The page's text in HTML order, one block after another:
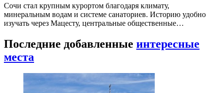
Сочи стал крупным курортом благодаря климату,
минеральным водам и системе санаториев. Историю удобно
изучать через Мацесту, центральные общественные…
Последние добавленные интересные
места